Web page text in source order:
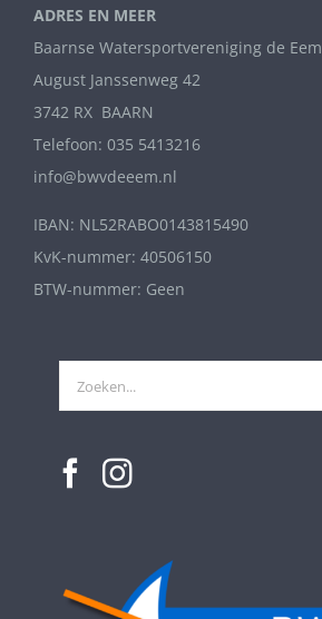
ADRES EN MEER
Baarnse Watersportvereniging de Eem
August Janssenweg 42
3742 RX BAARN
Telefoon: 035 5413216
info@bwvdeeem.nl
IBAN: NL52RABO0143815490
KvK-nummer: 40506150
BTW-nummer: Geen
Zoeken
naar: